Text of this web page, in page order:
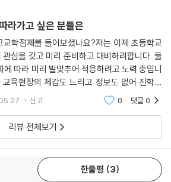
라가고 싶은 분들은
학점제를 들어보셨나요?저는 이제 초등학교
심을 갖고 미리 준비하고 대비하려합니다. 둘
따라 미리 발맞추어 적응하려고 노력 중입니
육현장의 체감도 느리고 정보도 없어 진학에
합니다.＜초·중·고 진로 연계교육 AI 진로 진
신고 0 댓글0
리뷰 전체보기
한줄평 3